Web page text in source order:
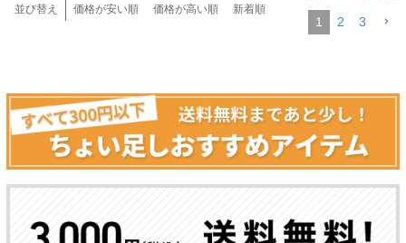
並び替え 価格が安い順 価格が高い順 新着順
1 2 3